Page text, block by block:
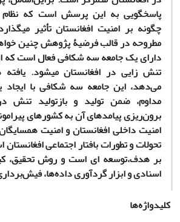
پاسخگویی به این پرسش است که نظام
چگونه بر امنیت افغانستان تأثیر
مطروحه در قالب فرضیۀ پژوهش چنین
دارای یک جامعه سه ­شکافی فعال است که
تنش ­زایی در افغانستان می­شود.
می‌دهد، این جامعه سه شکافی با
مداوم، ضمن تولید و بازتولید تنش
برون‌ریزی پیامدهای آن به کشورهای
امنیت داخلی افغانستان و امنیت همسایگان
تحولات و تطورات بافتار اجتماعی
بر هدف،توسعه ­ای است و روش تحقیق،
اسنادی و ابزار گردآوری داده‌ها،
کلیدواژه‌ها